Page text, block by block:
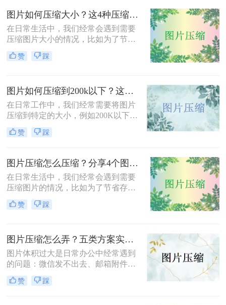
小的方法，旨在帮助用户根据实际需
求选择合适的压缩方式。
图片如何压缩大小？这4种压缩方法请务必学会！
在日常生活中，我们经常会遇到需要
压缩图片大小的情况，比如为了节省
存储空间、加快网页加载速度或减少
文件传输时间。那么图片如何压缩大
缩，同时保持较高的图片质量。
赞 踩
图片如何压缩到200k以下？这三种方法简单又高效！
在日常工作中，我们经常需要将图片
压缩到特定的大小，例如200K以下，
以满足电子邮件附件、网站上传或社
交媒体分享的要求。那么图片如何压
图片压缩到200K以下的有效方法，帮
助您轻松完成图片压缩，同时保持较
高的图片质量。
赞 踩
图片压缩怎么压缩？分享4个图片压缩方法！
在日常生活中，我们经常会遇到需要
压缩图片的情况，比如为了节省存储
空间、加快网页加载速度或减少文件
传输时间。那么图片压缩怎么压缩
时保持较高的图片质量。
赞 踩
图片压缩怎么弄？五类方案实测对比，一张表看懂怎么选！
图片体积过大是日常办公中经常遇到
的问题：微信发不出去、邮箱附件超
限、网页上传被拒、本地存储吃紧。
不同压缩方法在压缩率、画质损失、
赞 踩